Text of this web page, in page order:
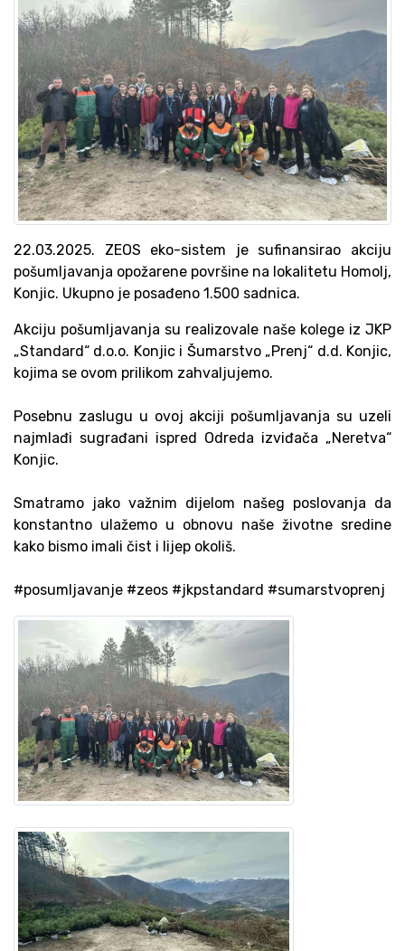
22.03.2025. ZEOS eko-sistem je sufinansirao akciju
pošumljavanja opožarene površine na lokalitetu Homolj,
Konjic. Ukupno je posađeno 1.500 sadnica.
Akciju pošumljavanja su realizovale naše kolege iz JKP
„Standard“ d.o.o. Konjic i Šumarstvo „Prenj“ d.d. Konjic,
kojima se ovom prilikom zahvaljujemo.
Posebnu zaslugu u ovoj akciji pošumljavanja su uzeli
najmlađi sugrađani ispred Odreda izviđača „Neretva“
Konjic.
Smatramo jako važnim dijelom našeg poslovanja da
konstantno ulažemo u obnovu naše životne sredine
kako bismo imali čist i lijep okoliš.
#posumljavanje #zeos #jkpstandard #sumarstvoprenj